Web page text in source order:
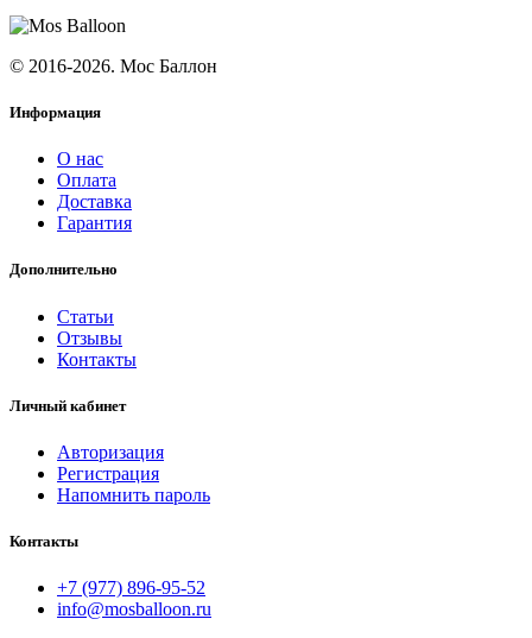
© 2016-2026. Мос Баллон
Информация
О нас
Оплата
Доставка
Гарантия
Дополнительно
Статьи
Отзывы
Контакты
Личный кабинет
Авторизация
Регистрация
Напомнить пароль
Контакты
+7 (977) 896-95-52
info@mosballoon.ru